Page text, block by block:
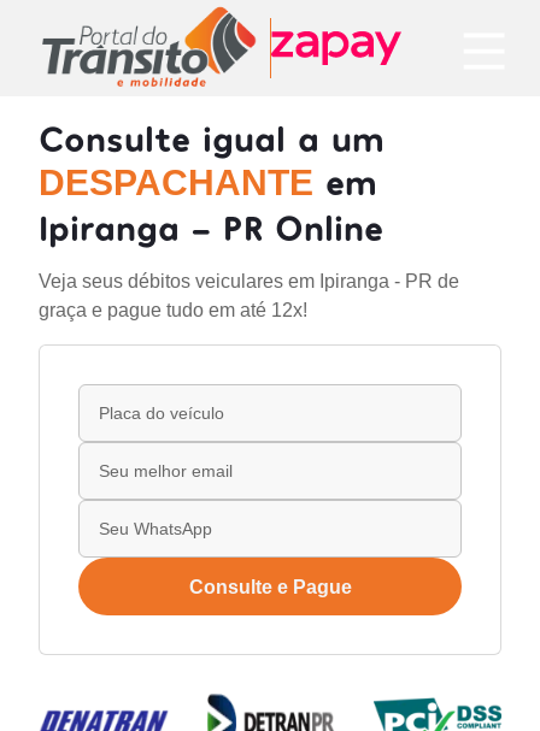
Consulte igual a um
DESPACHANTE em
Ipiranga - PR Online
Veja seus débitos veiculares em Ipiranga - PR de
graça e pague tudo em até 12x!
Consulte e Pague